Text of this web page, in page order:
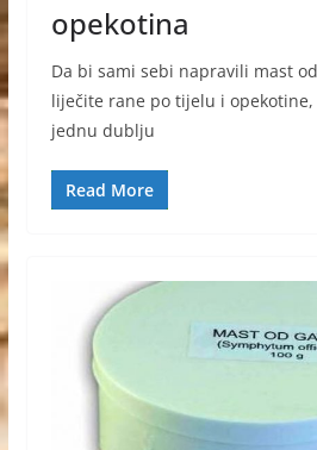
opekotina
Da bi sami sebi napravili mast
liječite rane po tijelu i
jednu dublju
Read More